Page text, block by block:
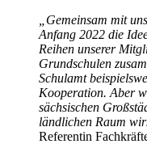
„Gemeinsam mit
Anfang 2022 die
Reihen unserer
Grundschulen
Schulamt
Kooperation. Aber
sächsischen
ländlichen Raum
Referentin